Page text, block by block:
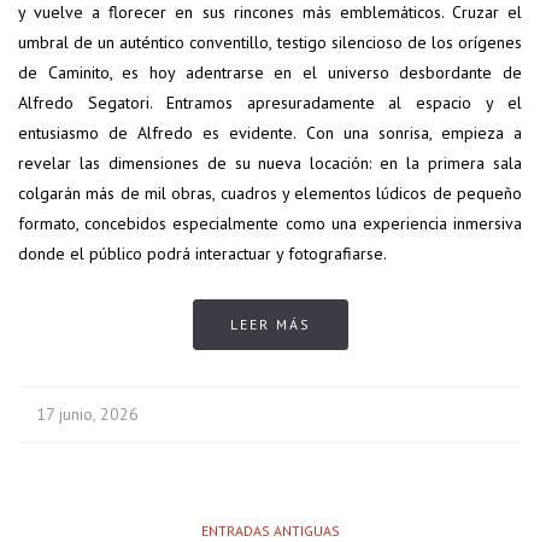
y vuelve a florecer en sus rincones más emblemáticos. Cruzar el
umbral de un auténtico conventillo, testigo silencioso de los orígenes
de Caminito, es hoy adentrarse en el universo desbordante de
Alfredo Segatori. Entramos apresuradamente al espacio y el
entusiasmo de Alfredo es evidente. Con una sonrisa, empieza a
revelar las dimensiones de su nueva locación: en la primera sala
colgarán más de mil obras, cuadros y elementos lúdicos de pequeño
formato, concebidos especialmente como una experiencia inmersiva
donde el público podrá interactuar y fotografiarse.
LEER MÁS
17 junio, 2026
ENTRADAS ANTIGUAS